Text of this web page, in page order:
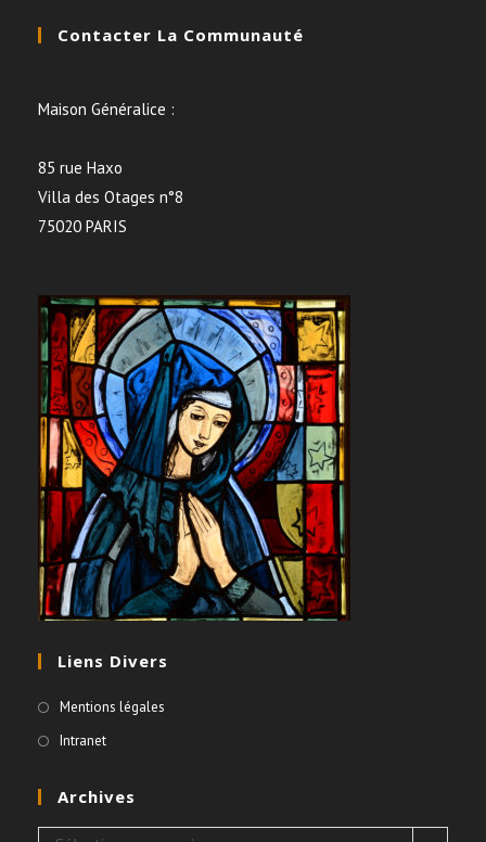
Contacter La Communauté
Maison Généralice :
85 rue Haxo
Villa des Otages n°8
75020 PARIS
Liens Divers
Mentions légales
Intranet
Archives